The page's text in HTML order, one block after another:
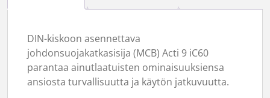
DIN-kiskoon asennettava
johdonsuojakatkasisija (MCB) Acti 9 iC60
parantaa ainutlaatuisten ominaisuuksiensa
ansiosta turvallisuutta ja käytön jatkuvuutta.